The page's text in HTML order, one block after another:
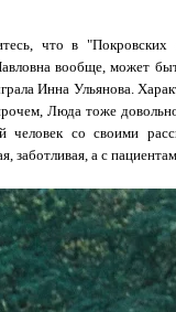
что в
вообще, может
Инна Ульянова.
Люда тоже
со своими
заботливая, а с